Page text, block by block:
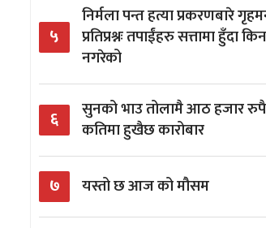
५
निर्मला पन्त हत्या प्रकरणबारे
प्रतिप्रश्नः तपाईंहरु सत्तामा हुँदा
नगरेको
६
सुनको भाउ तोलामै आठ हजार
कतिमा हुखैछ कारोबार
७ यस्तो छ आज को मौसम